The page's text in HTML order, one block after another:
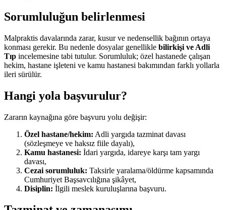
Sorumluluğun belirlenmesi
Malpraktis davalarında zarar, kusur ve nedensellik bağının ortaya
konması gerekir. Bu nedenle dosyalar genellikle bilirkişi ve Adli
Tıp incelemesine tabi tutulur. Sorumluluk; özel hastanede çalışan
hekim, hastane işleteni ve kamu hastanesi bakımından farklı yollarla
ileri sürülür.
Hangi yola başvurulur?
Zararın kaynağına göre başvuru yolu değişir:
Özel hastane/hekim: Adli yargıda tazminat davası
(sözleşmeye ve haksız fiile dayalı),
Kamu hastanesi: İdari yargıda, idareye karşı tam yargı
davası,
Cezai sorumluluk: Taksirle yaralama/öldürme kapsamında
Cumhuriyet Başsavcılığına şikâyet,
Disiplin: İlgili meslek kuruluşlarına başvuru.